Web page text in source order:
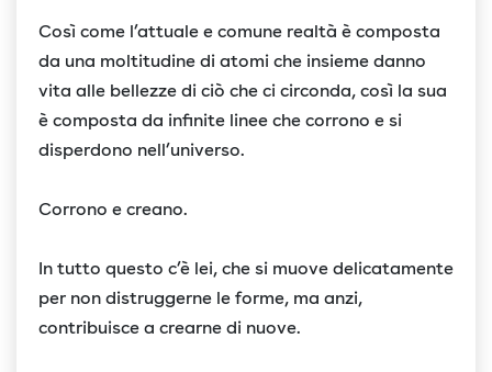
Così come l’attuale e comune realtà è composta
da una moltitudine di atomi che insieme danno
vita alle bellezze di ciò che ci circonda, così la sua
è composta da infinite linee che corrono e si
disperdono nell’universo.
Corrono e creano.
In tutto questo c’è lei, che si muove delicatamente
per non distruggerne le forme, ma anzi,
contribuisce a crearne di nuove.